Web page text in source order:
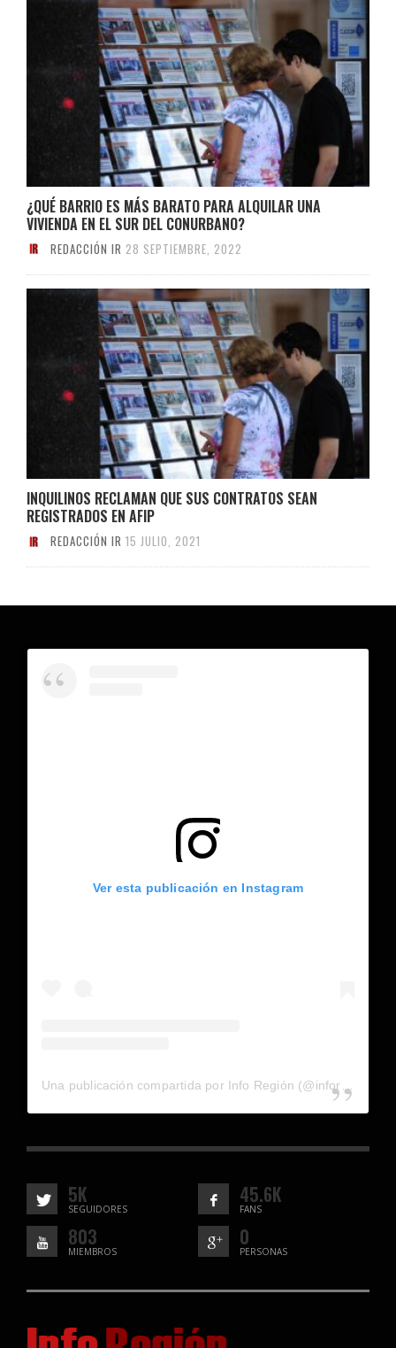
¿QUÉ BARRIO ES MÁS BARATO PARA ALQUILAR UNA
VIVIENDA EN EL SUR DEL CONURBANO?
REDACCIÓN IR 28 SEPTIEMBRE, 2022
INQUILINOS RECLAMAN QUE SUS CONTRATOS SEAN
REGISTRADOS EN AFIP
REDACCIÓN IR 15 JULIO, 2021
Ver esta publicación en Instagram
5K
SEGUIDORES
45.6K
FANS
803
MIEMBROS
0
PERSONAS